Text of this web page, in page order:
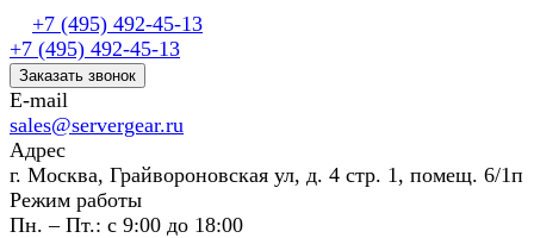
+7 (495) 492-45-13
+7 (495) 492-45-13
Заказать звонок
E-mail
sales@servergear.ru
Адрес
г. Москва, Грайвороновская ул, д. 4 стр. 1, помещ. 6/1п
Режим работы
Пн. – Пт.: с 9:00 до 18:00